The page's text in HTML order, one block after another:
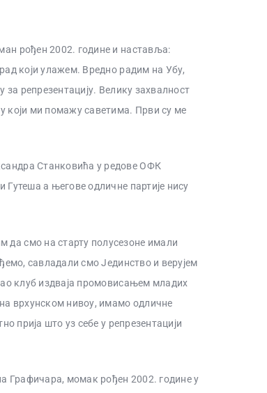
рођен 2002. године и наставља:
који улажем. Вредно радим на Убу,
за репрезентацију. Велику захвалност
који ми помажу саветима. Први су ме
Станковића у редове ОФК
а његове одличне партије нису
смо на старту полусезоне имали
савладали смо Јединство и верујем
клуб издваја промовисањем младих
врхунском нивоу, имамо одличне
прија што уз себе у репрезентацији
Графичара, момак рођен 2002. године у